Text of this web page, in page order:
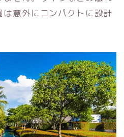
意外にコンパクトに設計